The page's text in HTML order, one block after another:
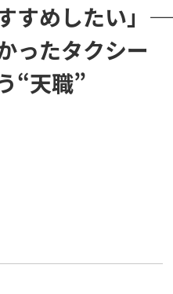
めしたい」――
ったタクシー
“天職”